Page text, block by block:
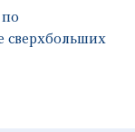
сверхбольших